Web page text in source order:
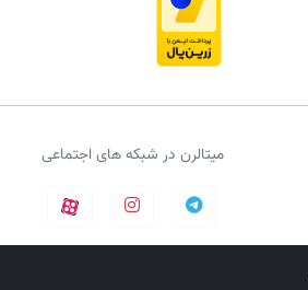
میتالرن در شبکه های اجتماعی